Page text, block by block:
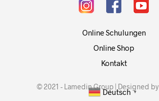
Online Schulungen
Online Shop
Kontakt
© 2021 - Lamedin Group | Designed by
Deutsch ▼